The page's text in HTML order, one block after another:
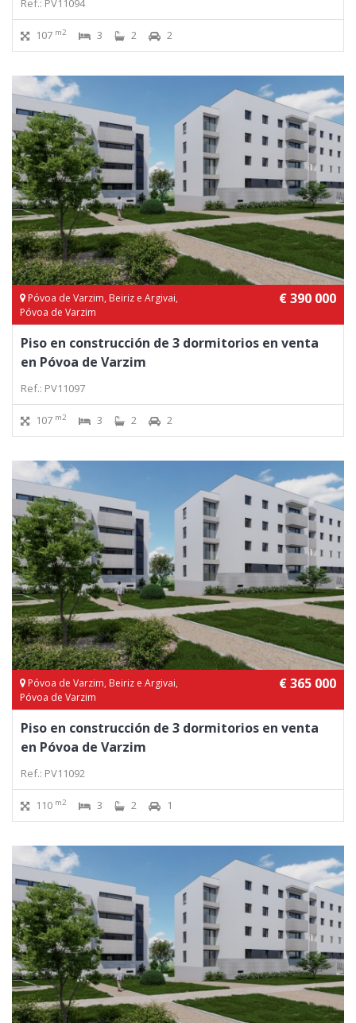
Ref.: PV11094
107 m2 3 2 2
Póvoa de Varzim, Beiriz e Argivai,
Póvoa de Varzim
€ 390 000
Piso en construcción de 3 dormitorios en venta
en Póvoa de Varzim
Ref.: PV11097
107 m2 3 2 2
Póvoa de Varzim, Beiriz e Argivai,
Póvoa de Varzim
€ 365 000
Piso en construcción de 3 dormitorios en venta
en Póvoa de Varzim
Ref.: PV11092
110 m2 3 2 1